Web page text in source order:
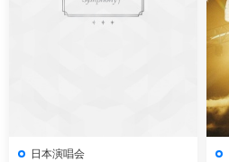
日本演唱会